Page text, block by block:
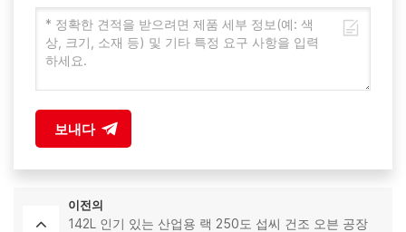
보내다
이전의
142L 인기 있는 산업용 랙 250도 섭씨 건조 오븐 공장